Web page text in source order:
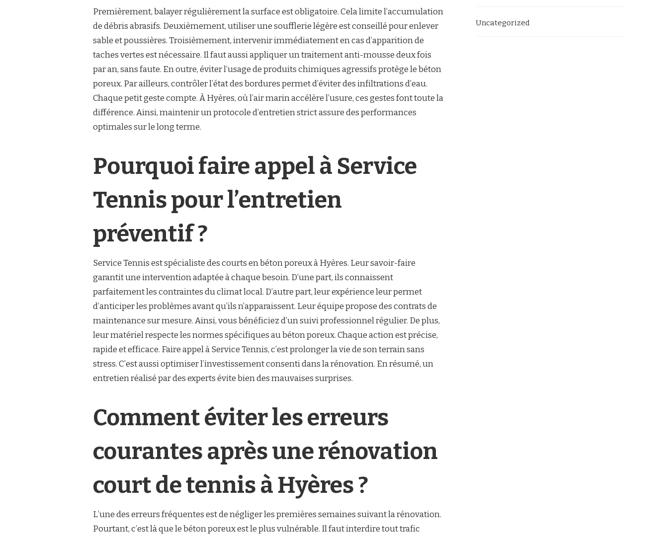
Premièrement, balayer régulièrement la surface est obligatoire. Cela limite l’accumulation
de débris abrasifs. Deuxièmement, utiliser une soufflerie légère est conseillé pour enlever
sable et poussières. Troisièmement, intervenir immédiatement en cas d’apparition de
taches vertes est nécessaire. Il faut aussi appliquer un traitement anti-mousse deux fois
par an, sans faute. En outre, éviter l’usage de produits chimiques agressifs protège le béton
poreux. Par ailleurs, contrôler l’état des bordures permet d’éviter des infiltrations d’eau.
Chaque petit geste compte. À Hyères, où l’air marin accélère l’usure, ces gestes font toute la
différence. Ainsi, maintenir un protocole d’entretien strict assure des performances
optimales sur le long terme.
Pourquoi faire appel à Service
Tennis pour l’entretien
préventif ?
Service Tennis est spécialiste des courts en béton poreux à Hyères. Leur savoir-faire
garantit une intervention adaptée à chaque besoin. D’une part, ils connaissent
parfaitement les contraintes du climat local. D’autre part, leur expérience leur permet
d’anticiper les problèmes avant qu’ils n’apparaissent. Leur équipe propose des contrats de
maintenance sur mesure. Ainsi, vous bénéficiez d’un suivi professionnel régulier. De plus,
leur matériel respecte les normes spécifiques au béton poreux. Chaque action est précise,
rapide et efficace. Faire appel à Service Tennis, c’est prolonger la vie de son terrain sans
stress. C’est aussi optimiser l’investissement consenti dans la rénovation. En résumé, un
entretien réalisé par des experts évite bien des mauvaises surprises.
Comment éviter les erreurs
courantes après une rénovation
court de tennis à Hyères ?
L’une des erreurs fréquentes est de négliger les premières semaines suivant la rénovation.
Pourtant, c’est là que le béton poreux est le plus vulnérable. Il faut interdire tout trafic
Uncategorized